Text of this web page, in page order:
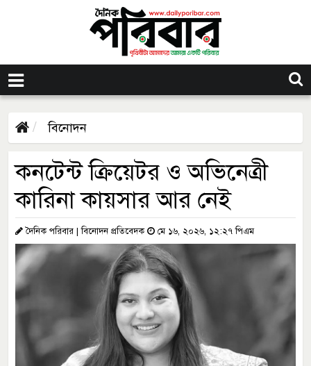
বিনোদন
কনটেন্ট ক্রিয়েটর ও অভিনেত্রী
কারিনা কায়সার আর নেই
দৈনিক পরিবার | বিনোদন প্রতিবেদক মে ১৬, ২০২৬, ১২:২৭ পিএম